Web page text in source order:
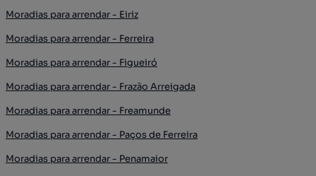
Moradias para arrendar - Eiriz
Moradias para arrendar - Ferreira
Moradias para arrendar - Figueiró
Moradias para arrendar - Frazão Arreigada
Moradias para arrendar - Freamunde
Moradias para arrendar - Paços de Ferreira
Moradias para arrendar - Penamaior